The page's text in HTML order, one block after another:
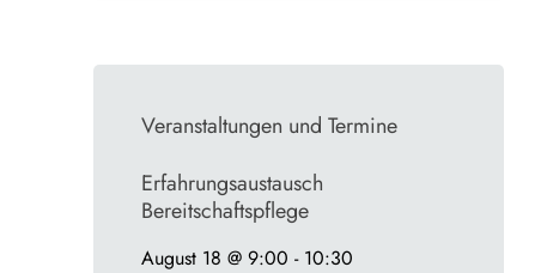
Veranstaltungen und Termine
Erfahrungsaustausch
Bereitschaftspflege
August 18 @ 9:00 - 10:30